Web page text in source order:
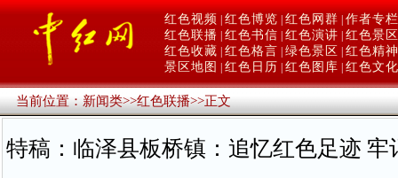
红色视频 红色博览 红色网群 作者专栏
红色联播 红色书信 红色演讲 红色景区
红色收藏 红色格言 绿色景区
红色精神
景区地图
红色日历 红色图库 红色文化
当前位置：新闻类>>红色联播>>正文
特稿：临泽县板桥镇：追忆红色足迹 牢